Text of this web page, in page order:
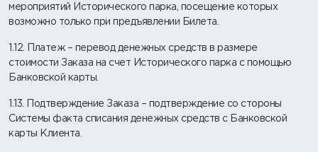
мероприятий Исторического парка, посещение которых
возможно только при предъявлении Билета.
1.12. Платеж – перевод денежных средств в размере
стоимости Заказа на счет Исторического парка с помощью
Банковской карты.
1.13. Подтверждение Заказа – подтверждение со стороны
Системы факта списания денежных средств с Банковской
карты Клиента.